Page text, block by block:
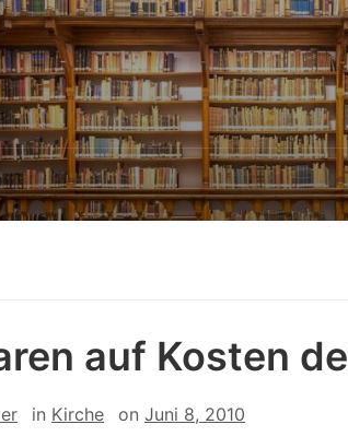
auf Kosten
in Kirche on Juni 8, 2010